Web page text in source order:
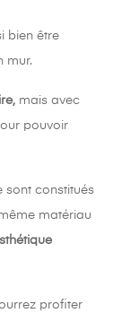
bien être
mur.
mais avec
pouvoir
sont constitués
matériau
profiter